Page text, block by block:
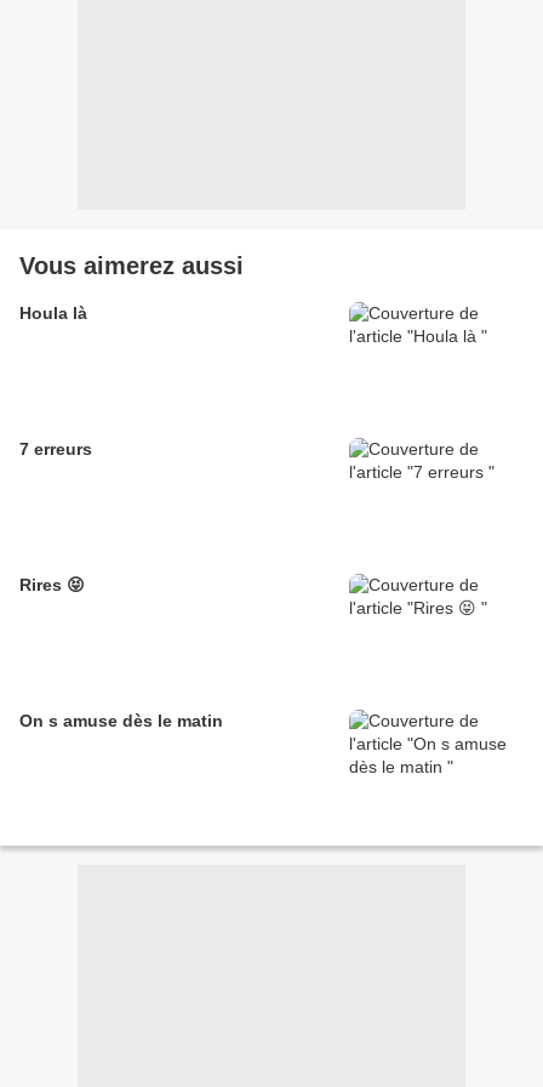
Vous aimerez aussi
Houla là
7 erreurs
Rires 😝
On s amuse dès le matin